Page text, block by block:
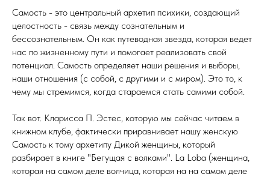
Самость - это центральный архетип психики, создающий
целостность - связь между сознательным и
бессознательным. Он как путеводная звезда, которая ведет
нас по жизненному пути и помогает реализовать свой
потенциал. Самость определяет наши решения и выборы,
наши отношения (с собой, с другими и с миром). Это то, к
чему мы стремимся, когда стараемся стать самими собой.
Так вот. Кларисса П. Эстес, которую мы сейчас читаем в
книжном клубе, фактически приравнивает нашу женскую
Самость к тому архетипу Дикой женщины, который
разбирает в книге "Бегущая с волками". La Loba (женщина,
которая на самом деле волчица, которая на на самом деле